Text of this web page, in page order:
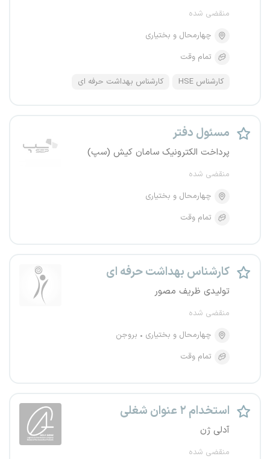
منقضی شده
چهارمحال و بختیاری
تمام وقت
کارشناس HSE کارشناس بهداشت حرفه ای
مسئول دفتر
پرداخت الکترونیک سامان کیش (سپ)
منقضی شده
چهارمحال و بختیاری
تمام وقت
کارشناس بهداشت حرفه ای
تولیدی ظریف مصور
منقضی شده
چهارمحال و بختیاری
بروجن
تمام وقت
استخدام ۲ عنوان شغلی
آدلی ژن
منقضی شده